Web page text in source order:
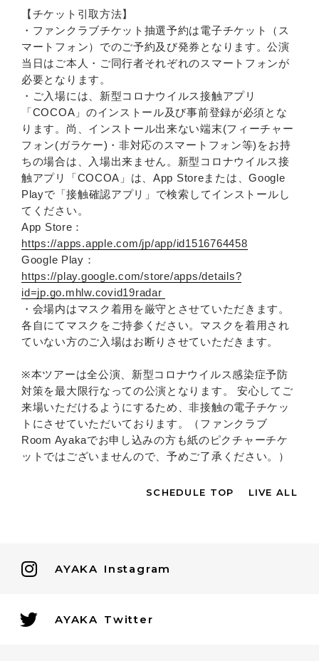
【チケット引取方法】
・ファンクラブチケット抽選予約は電子チケット（ス
マートフォン）でのご予約及び発券となります。公演
当日はご本人・ご同行者それぞれのスマートフォンが
必要となります。
・ご入場には、新型コロナウイルス接触アプリ
「COCOA」のインストール及び事前登録が必須とな
ります。尚、インストール出来ない端末(フィーチャー
フォン(ガラケー)・非対応のスマートフォン等)をお持
ちの場合は、入場出来ません。新型コロナウイルス接
触アプリ「COCOA」は、App Storeまたは、Google
Playで「接触確認アプリ」で検索してインストールし
てください。
App Store：
https://apps.apple.com/jp/app/id1516764458
Google Play：
https://play.google.com/store/apps/details?
id=jp.go.mhlw.covid19radar
・会場内はマスク着用を厳守とさせていただきます。
各自にてマスクをご持参ください。マスクを着用され
ていない方のご入場はお断りさせていただきます。
※本ツアーは全公演、新型コロナウイルス感染症予防
対策を最大限行なっての公演となります。 安心してご
来場いただけるようにするため、非接触の電子チケッ
トにさせていただいております。（ファンクラブ
Room Ayakaでお申し込みの方も紙のピクチャーチケ
ットではございませんので、予めご了承ください。）
SCHEDULE TOP LIVE ALL
AYAKA Instagram
AYAKA Twitter